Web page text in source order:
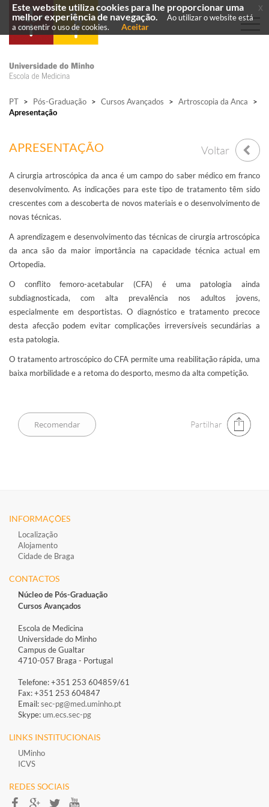
PT > Pós-Graduação > Cursos Avançados > Artroscopia da Anca
>
Apresentação
APRESENTAÇÃO Voltar
A cirurgia artroscópica da anca é um campo do saber médico em franco
desenvolvimento. As indicações para este tipo de tratamento têm sido
crescentes com a descoberta de novos materiais e o desenvolvimento de
novas técnicas.​
A aprendizagem e desenvolvimento das técnicas de cirurgia artroscópica
da anca são da maior importância na capacidade técnica actual em
Ortopedia.
O conflito femoro-acetabular (CFA) é uma patologia ainda
subdiagnosticada, com alta prevalência nos adultos jovens,
especialmente em desportistas. O diagnóstico e tratamento precoce
desta afecção podem evitar complicações irreversíveis secundárias a
esta patologia.
O tratamento artroscópico do CFA permite uma reabilitação rápida, uma
baixa morbilidade e a retoma do desporto, mesmo da alta competição.​
Partilhar
INFORMAÇÕES
Localização
Alojamento
Cidade de Braga
CONTACTOS
Núcleo de Pós-Graduação
Cursos Avançados
Escola de Medicina
Universidade do Minho
Campus de Gualtar
4710-057 Braga - Portugal
Telefone: +351 253 604859/61
Fax: +351 253 604847
Email:sec-pg@med.uminho.pt
Skype:um.ecs.sec-pg
LINKS INSTITUCIONAIS
UMinho
ICVS
REDES SOCIAIS​​​​
Este website utiliza cookies para lhe proporcionar uma
melhor experiência de navegação.
Ao utilizar o website está
a consentir o uso de cookies.
Aceitar
x